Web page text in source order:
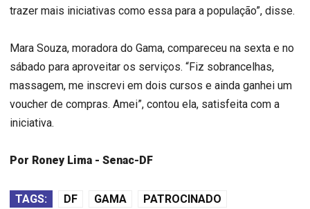
trazer mais iniciativas como essa para a população”, disse.
Mara Souza, moradora do Gama, compareceu na sexta e no
sábado para aproveitar os serviços. “Fiz sobrancelhas,
massagem, me inscrevi em dois cursos e ainda ganhei um
voucher de compras. Amei”, contou ela, satisfeita com a
iniciativa.
Por Roney Lima - Senac-DF
TAGS: DF GAMA PATROCINADO